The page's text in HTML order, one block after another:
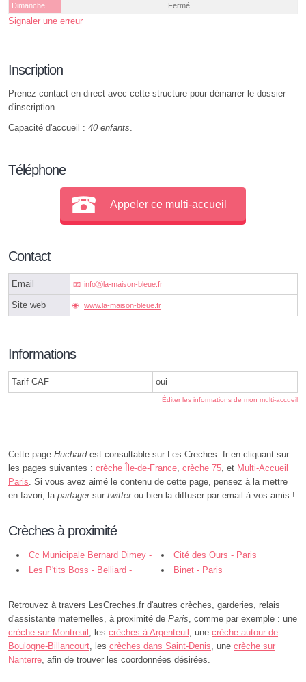
Dimanche
Fermé
Signaler une erreur
Inscription
Prenez contact en direct avec cette structure pour démarrer le dossier
d'inscription.
Capacité d'accueil : 40 enfants.
Téléphone
Appeler ce multi-accueil
Contact
Email infoⓐla-maison-bleue.fr
Site web www.la-maison-bleue.fr
Informations
Tarif CAF oui
Éditer les informations de mon multi-accueil
Cette page Huchardest consultable sur Les Creches .fr en cliquant sur
les pages suivantes : crèche Île-de-France, crèche 75, et Multi-Accueil
Paris. Si vous avez aimé le contenu de cette page, pensez à la mettre
en favori, la partagersur twitterou bien la diffuser par email à vos amis !
Crèches à proximité
Cc Municipale Bernard Dimey -
Paris
Cité des Ours - Paris
Les P'tits Boss - Belliard -
Binet - Paris
Retrouvez à travers LesCreches.fr d'autres crèches, garderies, relais
d'assistante maternelles, à proximité de Paris, comme par exemple : une
crèche sur Montreuil , les crèches à Argenteuil , une crèche autour de
Boulogne-Billancourt, les crèches dans Saint-Denis, une crèche sur
Nanterre, afin de trouver les coordonnées désirées.